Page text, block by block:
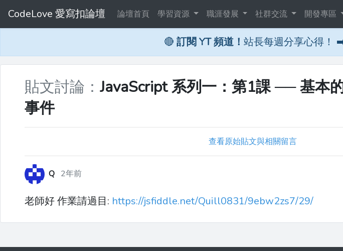
CodeLove 愛寫扣論壇 論壇首頁 學習資源 職涯發展 社群交流 開發專區
🔴 訂閱 YT 頻道！ 站長每週分享心得！
貼文討論： JavaScript 系列一：第1課 ── 基本
事件
查看原始貼文與相關留言
Q 2年前
老師好 作業請過目: https://jsfiddle.net/Quill0831/9ebw2zs7/29/